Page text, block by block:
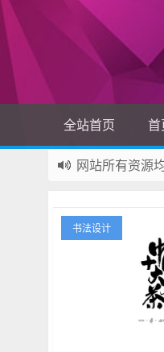
全站首页 首
网站所有资源
如果您觉得本
书法设计